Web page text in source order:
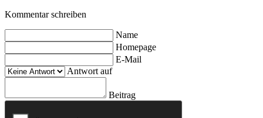
Kommentar schreiben
Name
Homepage
E-Mail
Antwort auf
Beitrag